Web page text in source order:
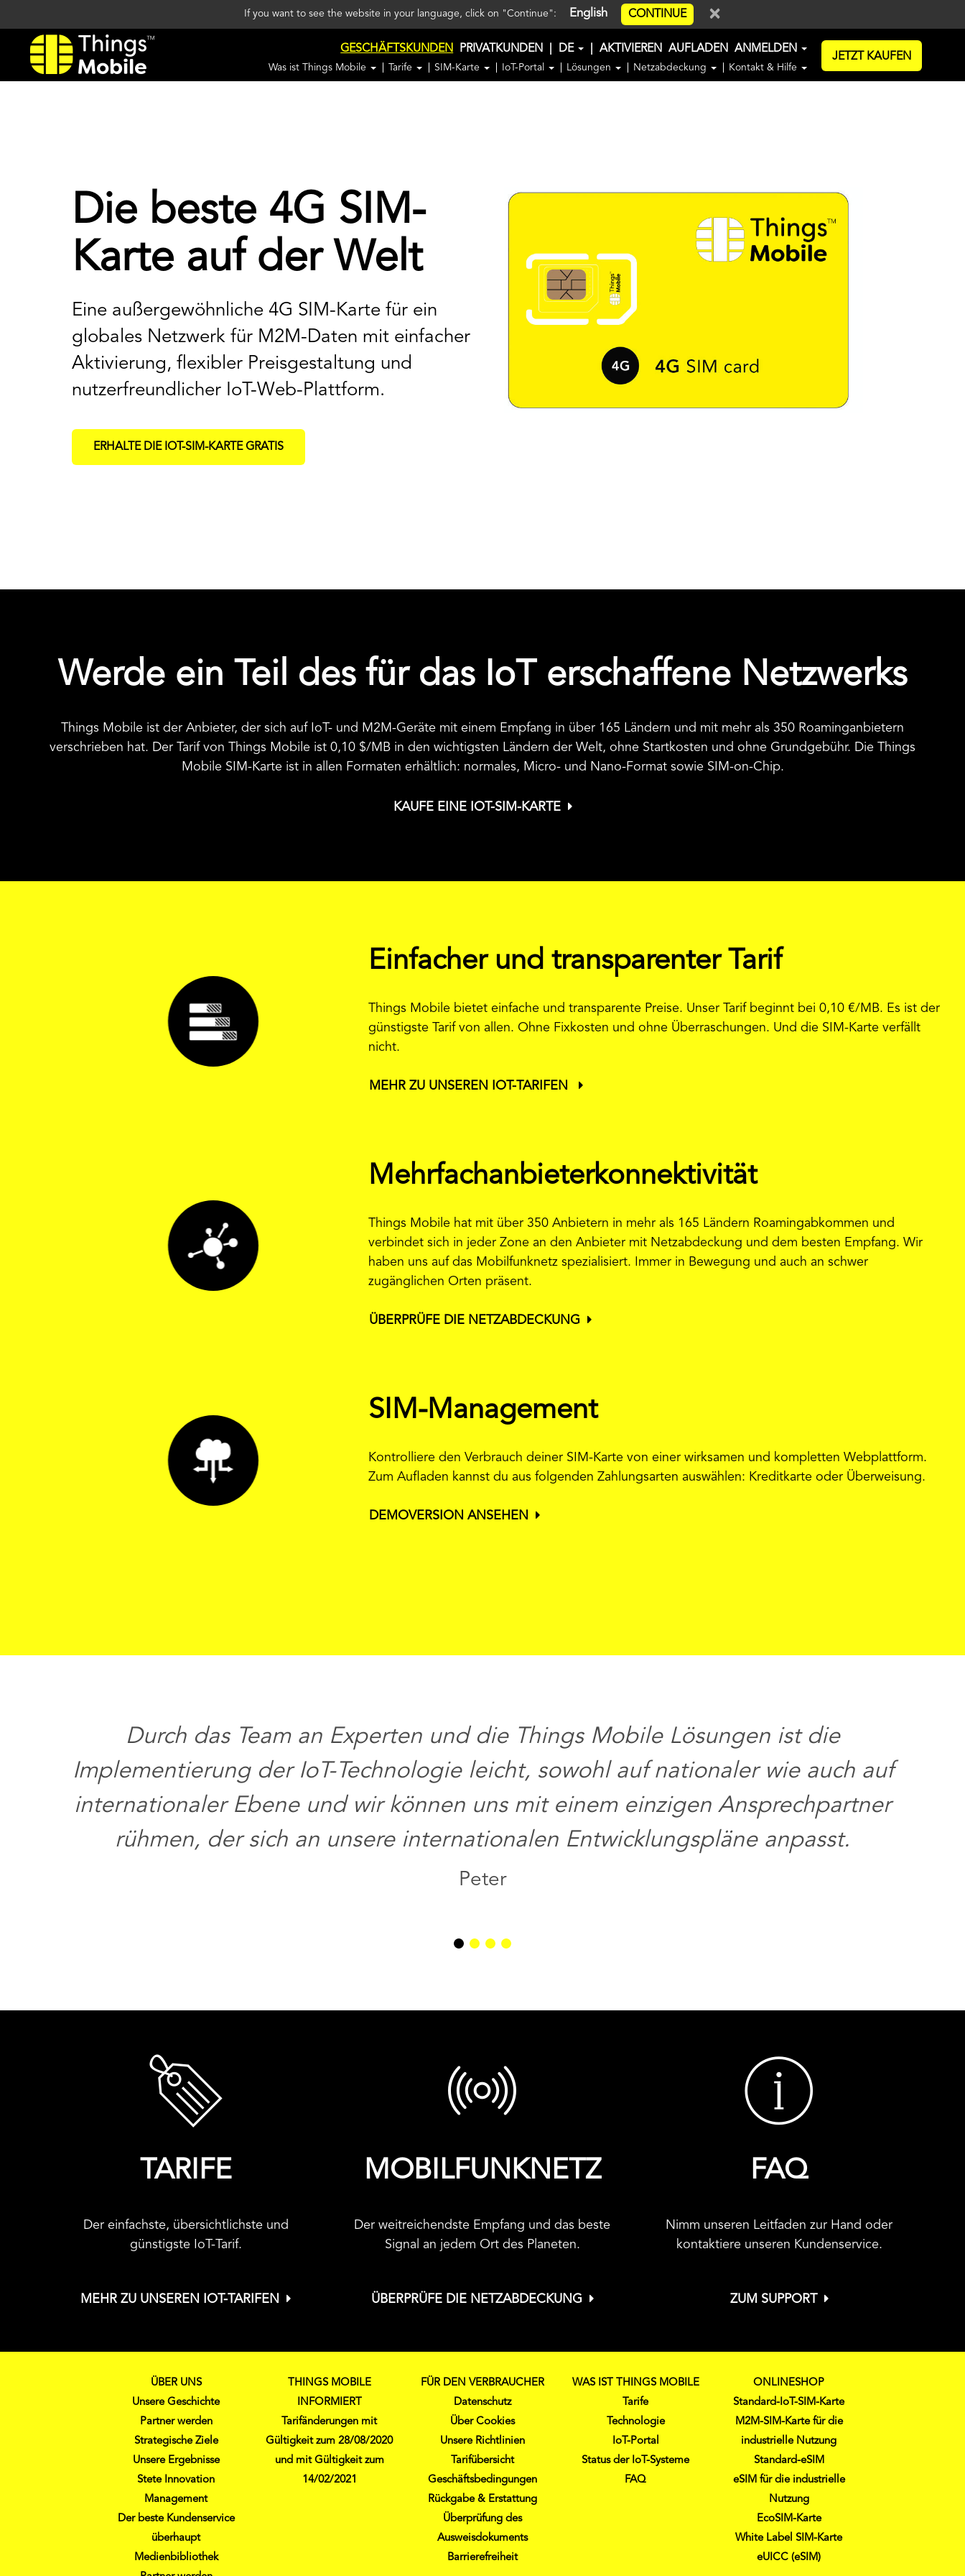
If you want to see the website in your language, click on "Continue": English CONTINUE ×
GESCHÄFTSKUNDEN PRIVATKUNDEN DE AKTIVIEREN AUFLADEN ANMELDEN
Was ist Things Mobile Tarife SIM-Karte IoT-Portal Lösungen Netzabdeckung Kontakt & Hilfe
JETZT KAUFEN
Die beste 4G SIM-
Karte auf der Welt
Eine außergewöhnliche 4G SIM-Karte für ein
globales Netzwerk für M2M-Daten mit einfacher
Aktivierung, flexibler Preisgestaltung und
nutzerfreundlicher IoT-Web-Plattform.
ERHALTE DIE IOT-SIM-KARTE GRATIS
Werde ein Teil des für das IoT erschaffene Netzwerks
Things Mobile ist der Anbieter, der sich auf IoT- und M2M-Geräte mit einem Empfang in über 165 Ländern und mit mehr als 350 Roaminganbietern
verschrieben hat. Der Tarif von Things Mobile ist 0,10 $/MB in den wichtigsten Ländern der Welt, ohne Startkosten und ohne Grundgebühr. Die Things
Mobile SIM-Karte ist in allen Formaten erhältlich: normales, Micro- und Nano-Format sowie SIM-on-Chip.
KAUFE EINE IOT-SIM-KARTE
Einfacher und transparenter Tarif
Things Mobile bietet einfache und transparente Preise. Unser Tarif beginnt bei 0,10 €/MB. Es ist der
günstigste Tarif von allen. Ohne Fixkosten und ohne Überraschungen. Und die SIM-Karte verfällt
nicht.
MEHR ZU UNSEREN IOT-TARIFEN
Mehrfachanbieterkonnektivität
Things Mobile hat mit über 350 Anbietern in mehr als 165 Ländern Roamingabkommen und
verbindet sich in jeder Zone an den Anbieter mit Netzabdeckung und dem besten Empfang. Wir
haben uns auf das Mobilfunknetz spezialisiert. Immer in Bewegung und auch an schwer
zugänglichen Orten präsent.
ÜBERPRÜFE DIE NETZABDECKUNG
SIM-Management
Kontrolliere den Verbrauch deiner SIM-Karte von einer wirksamen und kompletten Webplattform.
Zum Aufladen kannst du aus folgenden Zahlungsarten auswählen: Kreditkarte oder Überweisung.
DEMOVERSION ANSEHEN
Durch das Team an Experten und die Things Mobile Lösungen ist die
Implementierung der IoT-Technologie leicht, sowohl auf nationaler wie auch auf
internationaler Ebene und wir können uns mit einem einzigen Ansprechpartner
rühmen, der sich an unsere internationalen Entwicklungspläne anpasst.
Peter
TARIFE
Der einfachste, übersichtlichste und
günstigste IoT-Tarif.
MEHR ZU UNSEREN IOT-TARIFEN
MOBILFUNKNETZ
Der weitreichendste Empfang und das beste
Signal an jedem Ort des Planeten.
ÜBERPRÜFE DIE NETZABDECKUNG
FAQ
Nimm unseren Leitfaden zur Hand oder
kontaktiere unseren Kundenservice.
ZUM SUPPORT
ÜBER UNS
Unsere Geschichte
Partner werden
Strategische Ziele
Unsere Ergebnisse
Stete Innovation
Management
Der beste Kundenservice
überhaupt
Medienbibliothek
THINGS MOBILE
INFORMIERT
Tarifänderungen mit
Gültigkeit zum 28/08/2020
und mit Gültigkeit zum
14/02/2021
FÜR DEN VERBRAUCHER
Datenschutz
Über Cookies
Unsere Richtlinien
Tarifübersicht
Geschäftsbedingungen
Rückgabe & Erstattung
Überprüfung des
Ausweisdokuments
Barrierefreiheit
WAS IST THINGS MOBILE
Tarife
Technologie
IoT-Portal
Status der IoT-Systeme
FAQ
ONLINESHOP
Standard-IoT-SIM-Karte
M2M-SIM-Karte für die
industrielle Nutzung
Standard-eSIM
eSIM für die industrielle
Nutzung
EcoSIM-Karte
White Label SIM-Karte
eUICC (eSIM)